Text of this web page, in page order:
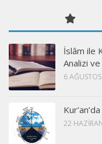
İslâm ile
Analizi ve
6
22